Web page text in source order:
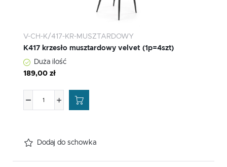
V-CH-K/417-KR-MUSZTARDOWY
K417 krzesło musztardowy velvet (1p=4szt)
Duża ilość
189,00 zł
Dodaj do schowka